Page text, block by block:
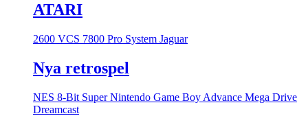
ATARI
2600 VCS 7800 Pro System Jaguar
Nya retrospel
NES 8-Bit Super Nintendo Game Boy Advance Mega Drive
Dreamcast